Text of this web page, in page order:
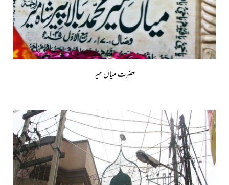
حضرت میاں میر